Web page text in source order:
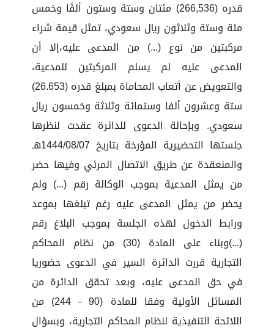
قدره (266,536) مئتان وستة وستون ألفًا وخمس
مئة وستة وثلاثون ريال سعودي، تمثل قيمة شراء
مركبتين من نوع (...) من المدعى عليه،إلا أن
المدعى عليه لم يسلم المركبتين للمدعية،
والتعويض عن أتعاب المحاماة بمبلغ قدره (26.653)
ستة وعشرون ألفا وستمائة وثلاثة وخمسون ريال
سعودي. وبإحالة الدعوى للدائرة عقدت لنظرها
جلستها التحضيرية المؤرخة بتاريخ 1444/08/07هـ
والمنعقدة عن طريق الاتصال المرئي وفيها حضر
من يمثل المدعية بموجب الوكالة رقم (...) ولم
يحضر من يمثل المدعى عليه رغم تبلغها بموعد
ورابط الدخول لهذه الجلسة بموجب البلاغ رقم
(...)وبناء على المادة (30) من نظام المحاكم
التجارية قررت الدائرة السير في الدعوى حضوريا
في حق المدعى عليه، وبعد تحقق الدائرة من
المسائل الأولية وفقا للمادة (90 - 244) من
اللائحة التنفيذية لنظام المحاكم التجارية، وبسؤال